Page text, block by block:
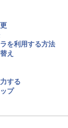
を利用する方法
え
する
プ